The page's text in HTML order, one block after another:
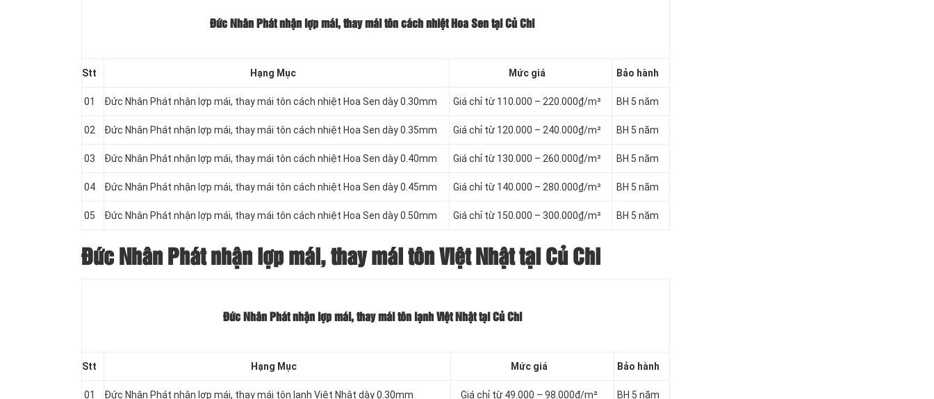
Đức Nhân Phát nhận lợp mái, thay mái tôn cách nhiệt Hoa Sen tại Củ Chi
Stt Hạng Mục Mức giá Bảo hành
01 Đức Nhân Phát nhận lợp mái, thay mái tôn cách nhiệt Hoa Sen dày 0.30mm Giá chỉ từ 110.000 – 220.000₫/m² BH 5 năm
02 Đức Nhân Phát nhận lợp mái, thay mái tôn cách nhiệt Hoa Sen dày 0.35mm Giá chỉ từ 120.000 – 240.000₫/m² BH 5 năm
03 Đức Nhân Phát nhận lợp mái, thay mái tôn cách nhiệt Hoa Sen dày 0.40mm Giá chỉ từ 130.000 – 260.000₫/m² BH 5 năm
04 Đức Nhân Phát nhận lợp mái, thay mái tôn cách nhiệt Hoa Sen dày 0.45mm Giá chỉ từ 140.000 – 280.000₫/m² BH 5 năm
05 Đức Nhân Phát nhận lợp mái, thay mái tôn cách nhiệt Hoa Sen dày 0.50mm Giá chỉ từ 150.000 – 300.000₫/m² BH 5 năm
Đức Nhân Phát nhận lợp mái, thay mái tôn Việt Nhật tại Củ Chi
Đức Nhân Phát nhận lợp mái, thay mái tôn lạnh Việt Nhật tại Củ Chi
Stt Hạng Mục Mức giá Bảo hành
01 Đức Nhân Phát nhận lợp mái, thay mái tôn lạnh Việt Nhật dày 0.30mm Giá chỉ từ 49.000 – 98.000₫/m² BH 5 năm